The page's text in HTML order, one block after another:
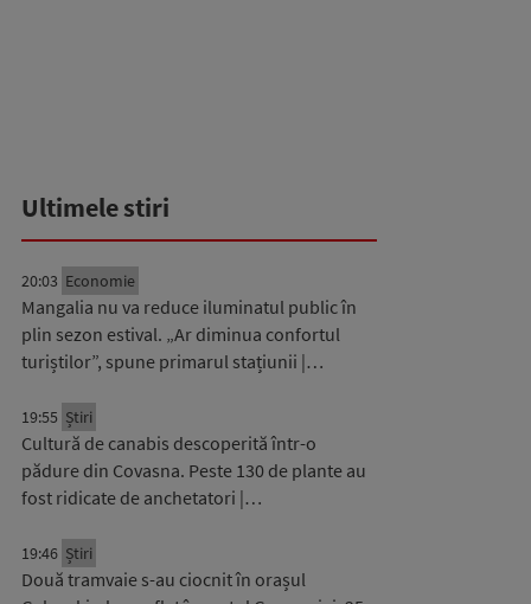
Ultimele stiri
20:03 Economie
Mangalia nu va reduce iluminatul public în
plin sezon estival. „Ar diminua confortul
turiștilor”, spune primarul stațiunii |…
19:55 Știri
Cultură de canabis descoperită într-o
pădure din Covasna. Peste 130 de plante au
fost ridicate de anchetatori |…
19:46 Știri
Două tramvaie s-au ciocnit în orașul